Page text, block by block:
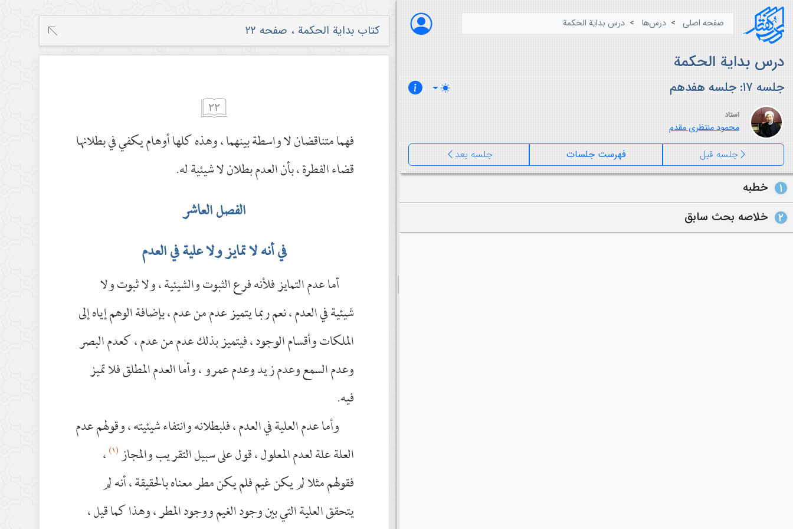
صفحه اصلی درس‌ها درس بدایة الحکمة
درس بدایة الحکمة
جلسه ۱۷: جلسه هفدهم
استاد
محمود منتظری مقدم
جلسه قبل فهرست جلسات جلسه بعد
۱
خطبه
۲ خلاصه بحث سابق
کتاب بدایة الحکمة ، صفحه ۲۲
٢٢
فهما متناقضان لا واسطة بينهما ، وهذه كلها أوهام يكفي في بطلانها
قضاء الفطرة ، بأن العدم بطلان لا شيئية له.
الفصل العاشر
في أنه لا تمايز ولا علية في العدم
أما عدم التمايز فلأنه فرع الثبوت والشيئية ، ولا ثبوت ولا
شيئية في العدم ، نعم ربما يتميز عدم من عدم ، بإضافة الوهم إياه إلى
الملكات وأقسام الوجود ، فيتميز بذلك عدم من عدم ، كعدم البصر
وعدم السمع وعدم زيد وعدم عمرو ، وأما العدم المطلق فلا تميز
فيه.
وأما عدم العلية في العدم ، فلبطلانه وانتفاء شيئيته ، وقولهم عدم
العلة علة لعدم المعلول ، قول على سبيل التقريب والمجاز(١) ،
فقولهم مثلا لم يكن غيم فلم يكن مطر معناه بالحقيقة ، أنه لم
يتحقق العلية التي بين وجود الغيم ووجود المطر ، وهذا كما قيل ،